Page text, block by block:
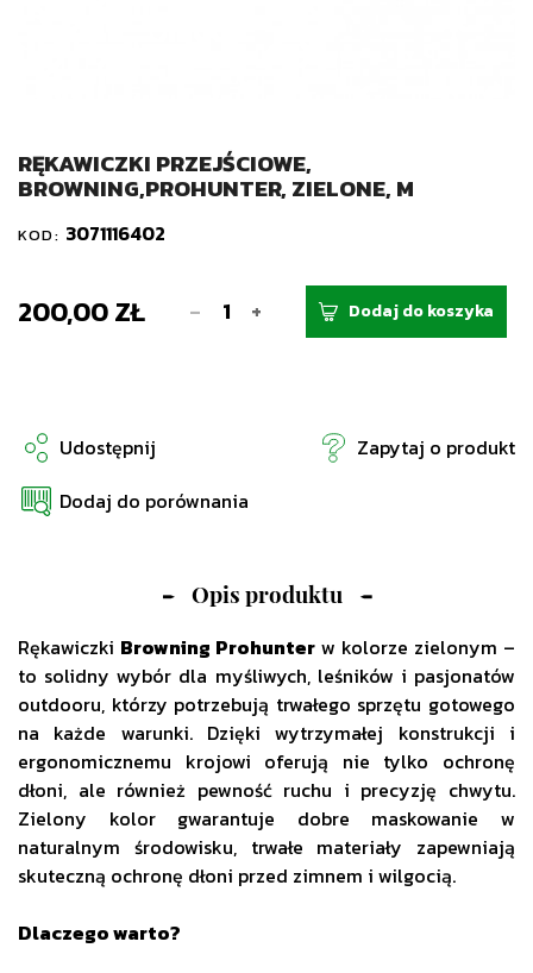
RĘKAWICZKI PRZEJŚCIOWE,
BROWNING,PROHUNTER, ZIELONE, M
KOD: 3071116402
200,00 ZŁ - + Dodaj do koszyka
Udostępnij
Zapytaj o produkt
Dodaj do porównania
Opis produktu
Rękawiczki Browning Prohunter w kolorze zielonym –
to solidny wybór dla myśliwych, leśników i pasjonatów
outdooru, którzy potrzebują trwałego sprzętu gotowego
na każde warunki. Dzięki wytrzymałej konstrukcji i
ergonomicznemu krojowi oferują nie tylko ochronę
dłoni, ale również pewność ruchu i precyzję chwytu.
Zielony kolor gwarantuje dobre maskowanie w
naturalnym środowisku, trwałe materiały zapewniają
skuteczną ochronę dłoni przed zimnem i wilgocią.
Dlaczego warto?